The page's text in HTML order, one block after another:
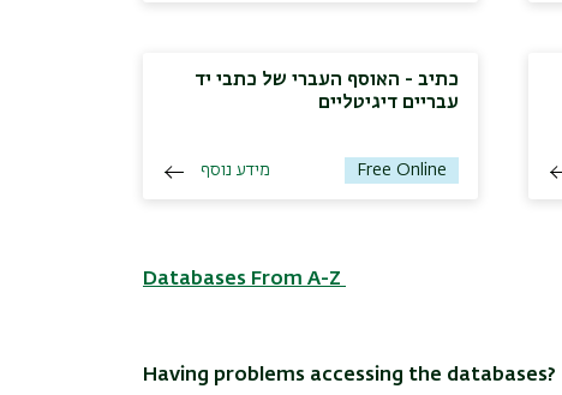
כתיב - האוסף העברי של כתבי יד
עבריים דיגיטליים
Free Online מידע נוסף
Databases From A-Z
Having problems accessing the databases?